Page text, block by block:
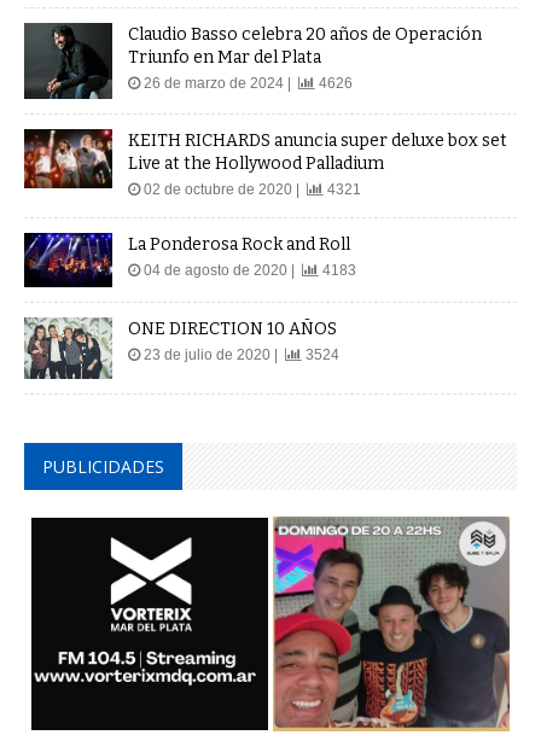
Claudio Basso celebra 20 años de Operación
Triunfo en Mar del Plata
26 de marzo de 2024 | 4626
KEITH RICHARDS anuncia super deluxe box set
Live at the Hollywood Palladium
02 de octubre de 2020 | 4321
La Ponderosa Rock and Roll
04 de agosto de 2020 | 4183
ONE DIRECTION 10 AÑOS
23 de julio de 2020 | 3524
PUBLICIDADES